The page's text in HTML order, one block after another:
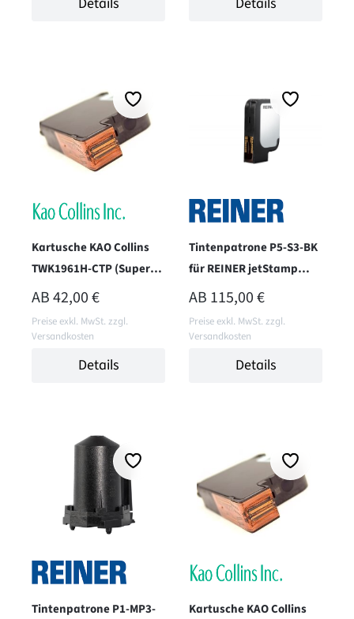
Kartusche KAO Collins
TWK1961H-CTP (Super
Fast Black)
REGULÄRER PREIS:
AB42,00 €
Preise exkl. MwSt. zzgl.
Versandkosten
Details
Tintenpatrone P5-S3-BK
für REINER jetStamp
1025 - wasserbasiert -
REGULÄRER PREIS:
AB 115,00 €
Preise exkl. MwSt. zzgl.
Versandkosten
Details
Tintenpatrone P1-MP3-
Kartusche KAO Collins